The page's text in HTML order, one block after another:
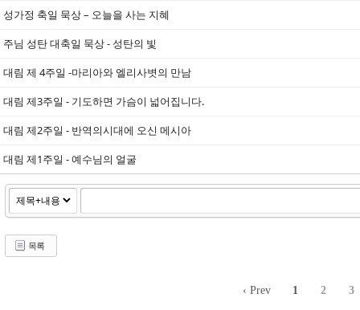
성가정 축일 묵상 – 오늘을 사는 지혜
주님 성탄 대축일 묵상 - 성탄의 빛
대림 제 4주일 -마리아와 엘리사볏의 만남
대림 제3주일 - 기도하면 가슴이 넓어집니다.
대림 제2주일 - 반역의시대에 오신 메시아
대림 제1주일 - 예수님의 얼굴
목록
‹ Prev 1 2 3